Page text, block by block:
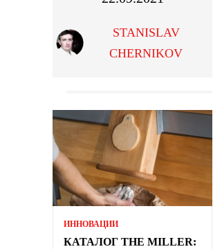
STANISLAV
CHERNIKOV
ИННОВАЦИИ
КАТАЛОГ THE MILLER: